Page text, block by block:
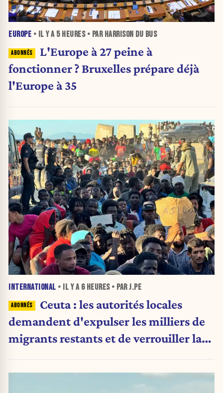
EUROPE • IL Y A 5 HEURES• PAR HARRISON DU BUS
L'Europe à 27 peine à
fonctionner ? Bruxelles prépare déjà
l'Europe à 35
INTERNATIONAL • IL Y A 6 HEURES• PAR J.PE
Ceuta : les autorités locales
demandent d'expulser les milliers de
migrants restants et de verrouiller la